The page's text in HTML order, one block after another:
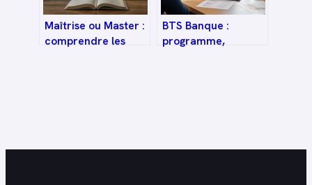
Maîtrise ou Master :
comprendre les
BTS Banque :
programme,